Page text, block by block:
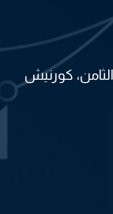
الثامن، كورنيش